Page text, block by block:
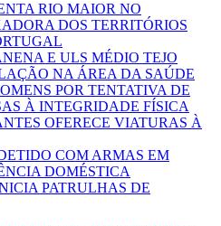
RIO MAIOR NO
DOS TERRITÓRIOS
E ULS MÉDIO TEJO
NA ÁREA DA SAÚDE
POR TENTATIVA DE
À INTEGRIDADE FÍSICA
OFERECE VIATURAS À
COM ARMAS EM
DOMÉSTICA
PATRULHAS DE